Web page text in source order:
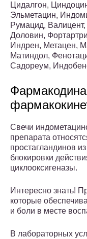
Цидалгон,
Эльметацин,
Румацид,
Доловин,
Индрен, Метацен,
Матиндол,
Садореум,
Свечи
препарата
простагландинов
блокировки
циклооксигеназы.
Интересно знать!
которые
и боли в месте
В лабораторных